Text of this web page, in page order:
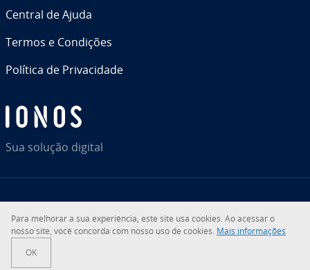
Sua solução digital
Central de Ajuda
Termos e Condições
Política de Pri­va­ci­dade
© 2026IONOS Inc.
RSS LinkedIntiktok InstagramFacebookYouTube
Para melhorar a sua ex­pe­ri­ên­cia, este site usa cookies. Ao acessar o
nosso site, você concorda com nosso uso de cookies. Mais in­for­ma­ções
OK